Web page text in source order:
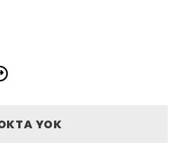
YOK